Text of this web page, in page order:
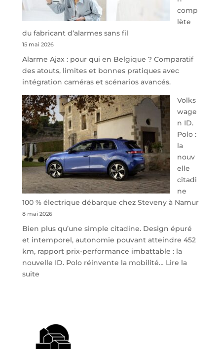
Park
redessine
de
parking
sécurisé
à
l’aéroport
de
Charleroi
comp
lète
du fabricant d’alarmes sans fil
15 mai 2026
Alarme Ajax : pour qui en Belgique ? Comparatif
des atouts, limites et bonnes pratiques avec
intégration caméras et scénarios avancés.
Volks
wage
n ID.
Polo :
la
nouv
elle
citadi
ne
100 % électrique débarque chez Steveny à Namur
8 mai 2026
Bien plus qu’une simple citadine. Design épuré
et intemporel, autonomie pouvant atteindre 452
km, rapport prix-performance imbattable : la
nouvelle ID. Polo réinvente la mobilité… Lire la
suite:
la
nouvelle